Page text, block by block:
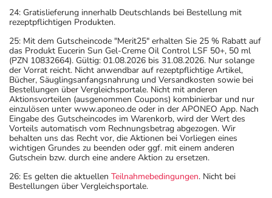
24: Gratislieferung innerhalb Deutschlands bei Bestellung mit
rezeptpflichtigen Produkten.
25: Mit dem Gutscheincode "Merit25" erhalten Sie 25 % Rabatt auf
das Produkt Eucerin Sun Gel-Creme Oil Control LSF 50+, 50 ml
(PZN 10832664). Gültig: 01.08.2026 bis 31.08.2026. Nur solange
der Vorrat reicht. Nicht anwendbar auf rezeptpflichtige Artikel,
Bücher, Säuglingsanfangsnahrung und Versandkosten sowie bei
Bestellungen über Vergleichsportale. Nicht mit anderen
Aktionsvorteilen (ausgenommen Coupons) kombinierbar und nur
einzulösen unter www.aponeo.de oder in der APONEO App. Nach
Eingabe des Gutscheincodes im Warenkorb, wird der Wert des
Vorteils automatisch vom Rechnungsbetrag abgezogen. Wir
behalten uns das Recht vor, die Aktionen bei Vorliegen eines
wichtigen Grundes zu beenden oder ggf. mit einem anderen
Gutschein bzw. durch eine andere Aktion zu ersetzen.
26: Es gelten die aktuellen Teilnahmebedingungen. Nicht bei
Bestellungen über Vergleichsportale.